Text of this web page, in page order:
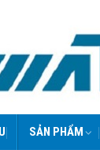
SẢN PHẨM